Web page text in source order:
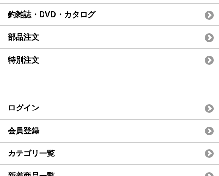
釣雑誌・DVD・カタログ
部品注文
特別注文
ログイン
会員登録
カテゴリ一覧